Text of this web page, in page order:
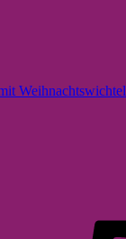
Weihnachtswichtel